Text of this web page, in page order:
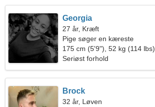
Georgia
27 år, Kræft
Pige søger en kæreste
175 cm (5'9"), 52 kg (114 lbs)
Seriøst forhold
Brock
32 år, Løven